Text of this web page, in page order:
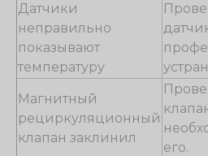
Датчики
неправильно
показывают
температуру
Магнитный
рециркуляционный
клапан заклинил
его.